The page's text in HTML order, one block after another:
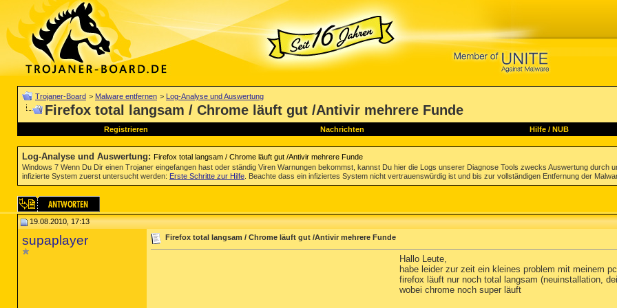
Trojaner-Board > Malware entfernen > Log-Analyse und Auswertung
Firefox total langsam / Chrome läuft gut /Antivir mehrere Funde
Registrieren Nachrichten Hilfe/ NUB
Log-Analyse und Auswertung: Firefox total langsam / Chrome läuft gut /Antivir mehrere Funde
Windows 7 Wenn Du Dir einen Trojaner eingefangen hast oder ständig Viren Warnungen bekommst, kannst Du hier die Logs unserer Diagnose Tools zwecks Auswertung
infizierte System zuerst untersucht werden: Erste Schritte zur Hilfe . Beachte dass ein infiziertes System nicht vertrauenswürdig ist und bis zur vollständigen Entfernung der
19.08.2010, 17:13
supaplayer Firefox total langsam / Chrome läuft gut /Antivir mehrere Funde
Hallo Leute,
habe leider zur zeit ein kleines problem mit meinem
firefox läuft nur noch total langsam (neuinstallation,
wobei chrome noch super läuft